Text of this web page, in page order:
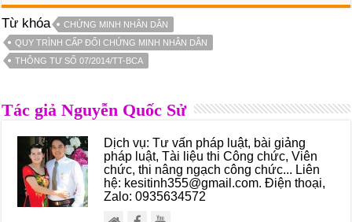
Từ khóa
CHỨNG MINH NHÂN DÂN
QUY TRÌNH CẤP ĐỔI CHỨNG MINH NHÂN DÂN
THÔNG TƯ SỐ 07/2014/TT-BCA
Tác giả Nguyễn Quốc Sử
Dịch vụ: Tư vấn pháp luật, bài giảng
pháp luật, Tài liệu thi Công chức, Viên
chức, thi nâng ngạch công chức... Liên
hệ: kesitinh355@gmail.com. Điện thoại,
Zalo: 0935634572